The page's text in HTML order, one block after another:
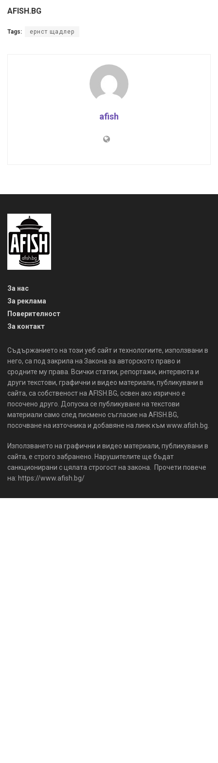
AFISH.BG
Tags: ернст щадлер
afish
За нас
За реклама
Поверителност
За контакт
Съдържанието на този уеб сайт и технологиите, използвани в
него, са под закрила на Закона за авторското право и
сродните му права. Всички статии, репортажи, интервюта и
други текстови, графични и видео материали, публикувани в
сайта, са собственост на AFISH.BG, освен ако изрично е
посочено друго. Допуска се публикуване на текстови
материали само след писмено съгласие на AFISH.BG,
посочване на източника и добавяне на линк към www.afish.bg.
Използването на графични и видео материали, публикувани в
сайта, е строго забранено. Нарушителите ще бъдат
санкционирани с цялата строгост на закона. Прочети повече
на: https://www.afish.bg/